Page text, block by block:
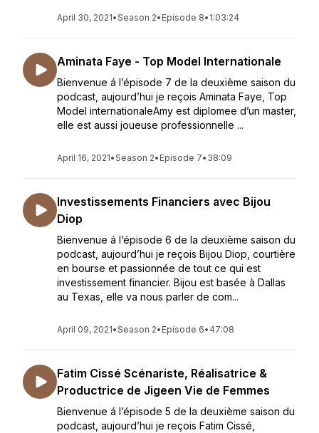
April 30, 2021•Season 2• Episode 8• 1:03:24
Aminata Faye - Top Model Internationale
Bienvenue á l’épisode 7 de la deuxième saison du
podcast, aujourd’hui je reçois Aminata Faye, Top
Model internationaleAmy est diplomee d’un master,
elle est aussi joueuse professionnelle ...
April 16, 2021•Season 2• Episode 7• 38:09
Investissements Financiers avec Bijou
Diop
Bienvenue á l’épisode 6 de la deuxième saison du
podcast, aujourd’hui je reçois Bijou Diop, courtière
en bourse et passionnée de tout ce qui est
investissement financier. Bijou est basée à Dallas
au Texas, elle va nous parler de com...
April 09, 2021•Season 2• Episode 6• 47:08
Fatim Cissé Scénariste, Réalisatrice &
Productrice de Jigeen Vie de Femmes
Bienvenue á l’épisode 5 de la deuxième saison du
podcast, aujourd’hui je reçois Fatim Cissé,